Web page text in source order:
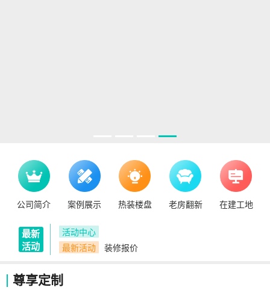
公司简介 案例展示 热装楼盘 老房翻新 在建工地
最新
活动
活动中心
最新活动
装修报价
尊享定制